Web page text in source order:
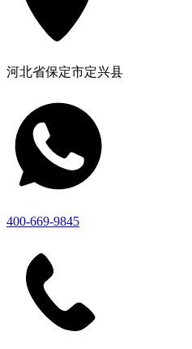
河北省保定市定兴县
400-669-9845